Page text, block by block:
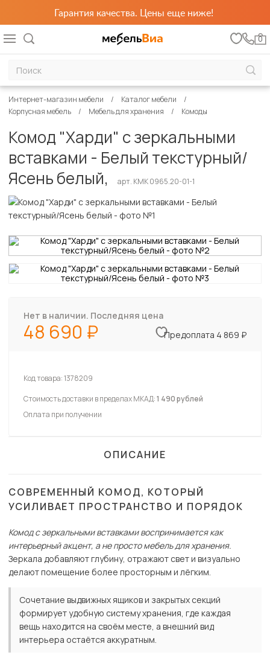
Гарантия качества. Цены еще ниже!
0
Интернет-магазин мебели
Каталог мебели
Корпусная мебель
Мебель для хранения Комоды
Комод "Харди" с зеркальными
вставками - Белый текстурный/
Ясень белый,
арт. КМК 0965.20-01-1
Нет в наличии. Последняя цена
48 690 Предоплата 4 869 ₽
Код товара:1378209
Стоимость доставки в пределах МКАД:1 490 рублей
Оплата при получении
ОПИСАНИЕ
СОВРЕМЕННЫЙ КОМОД, КОТОРЫЙ
УСИЛИВАЕТ ПРОСТРАНСТВО И ПОРЯДОК
Комод с зеркальными вставками воспринимается как
интерьерный акцент, а не просто мебель для хранения.
Зеркала добавляют глубину, отражают свет и визуально
делают помещение более просторным и лёгким.
Сочетание выдвижных ящиков и закрытых секций
формирует удобную систему хранения, где каждая
вещь находится на своём месте, а внешний вид
интерьера остаётся аккуратным.